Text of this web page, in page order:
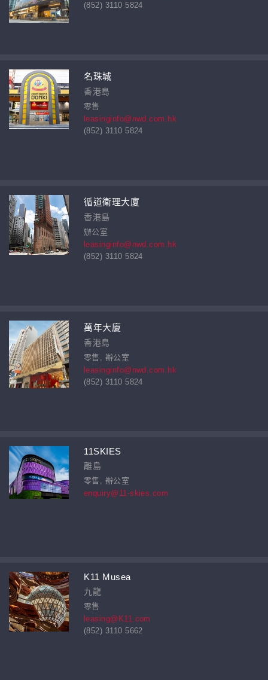
(852) 3110 5824
名珠城
香港島
零售
leasinginfo@nwd.com.hk
(852) 3110 5824
循道衛理大廈
香港島
辦公室
leasinginfo@nwd.com.hk
(852) 3110 5824
萬年大廈
香港島
零售, 辦公室
leasinginfo@nwd.com.hk
(852) 3110 5824
11SKIES
離島
零售, 辦公室
enquiry@11-skies.com
K11 Musea
九龍
零售
leasing@K11.com
(852) 3110 5662